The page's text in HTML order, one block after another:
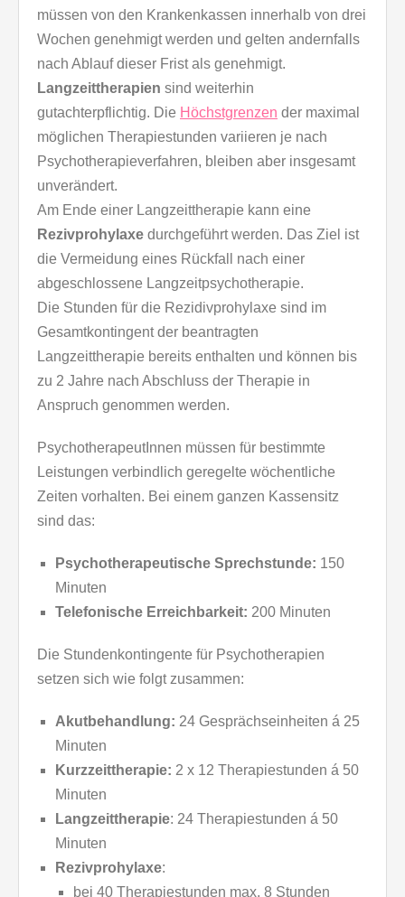
müssen von den Krankenkassen innerhalb von drei
Wochen genehmigt werden und gelten andernfalls
nach Ablauf dieser Frist als genehmigt.
Langzeittherapien sind weiterhin
gutachterpflichtig. Die Höchstgrenzen der maximal
möglichen Therapiestunden variieren je nach
Psychotherapieverfahren, bleiben aber insgesamt
unverändert.
Am Ende einer Langzeittherapie kann eine
Rezivprohylaxe durchgeführt werden. Das Ziel ist
die Vermeidung eines Rückfall nach einer
abgeschlossene Langzeitpsychotherapie.
Die Stunden für die Rezidivprohylaxe sind im
Gesamtkontingent der beantragten
Langzeittherapie bereits enthalten und können bis
zu 2 Jahre nach Abschluss der Therapie in
Anspruch genommen werden.
PsychotherapeutInnen müssen für bestimmte
Leistungen verbindlich geregelte wöchentliche
Zeiten vorhalten. Bei einem ganzen Kassensitz
sind das:
Psychotherapeutische Sprechstunde: 150
Minuten
Telefonische Erreichbarkeit: 200 Minuten
Die Stundenkontingente für Psychotherapien
setzen sich wie folgt zusammen:
Akutbehandlung: 24 Gesprächseinheiten á 25
Minuten
Kurzzeittherapie: 2 x 12 Therapiestunden á 50
Minuten
Langzeittherapie: 24 Therapiestunden á 50
Minuten
Rezivprohylaxe:
bei 40 Therapiestunden max. 8 Stunden